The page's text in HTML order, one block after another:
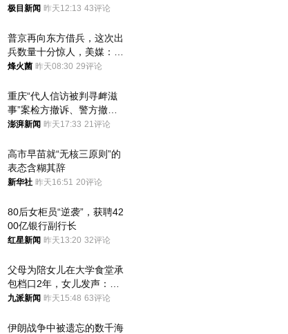
登：“我可不想他像拜登一
极目新闻 昨天12:13 43评论
普京再向东方借兵，这次出
兵数量十分惊人，美媒：俄
朝要动真格？
烽火菌 昨天08:30 29评论
重庆“代人信访被判寻衅滋
事”案检方撤诉、警方撤
案，两被告人获国赔
澎湃新闻 昨天17:33 21评论
高市早苗就“无核三原则”的
表态含糊其辞
新华社 昨天16:51 20评论
80后女柜员“逆袭”，获聘42
00亿银行副行长
红星新闻 昨天13:20 32评论
父母为陪女儿在大学食堂承
包档口2年，女儿发声：初
衷是为了陪伴，毕业后将不
九派新闻 昨天15:48 63评论
伊朗战争中被遗忘的数千海